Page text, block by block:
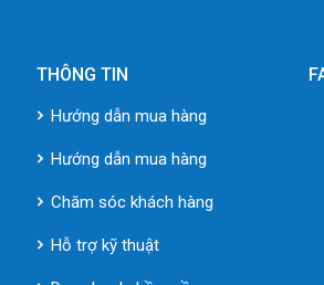
THÔNG TIN
Hướng dẫn mua hàng
Hướng dẫn mua hàng
Chăm sóc khách hàng
Hỗ trợ kỹ thuật